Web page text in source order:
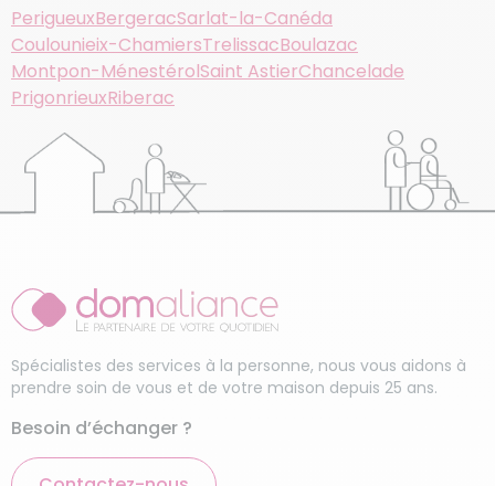
PerigueuxBergeracSarlat-la-Canéda
Coulounieix-ChamiersTrelissacBoulazac
Montpon-MénestérolSaint AstierChancelade
PrigonrieuxRiberac
Spécialistes des services à la personne, nous vous aidons à
prendre soin de vous et de votre maison depuis 25 ans.
Besoin d’échanger ?